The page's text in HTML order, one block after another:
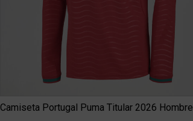
Camiseta Portugal Puma Titular 2026 Hombre